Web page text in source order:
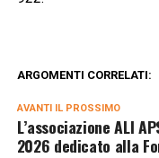
ARGOMENTI CORRELATI:
AVANTI IL ​​PROSSIMO
L’associazione ALI
2026 dedicato alla